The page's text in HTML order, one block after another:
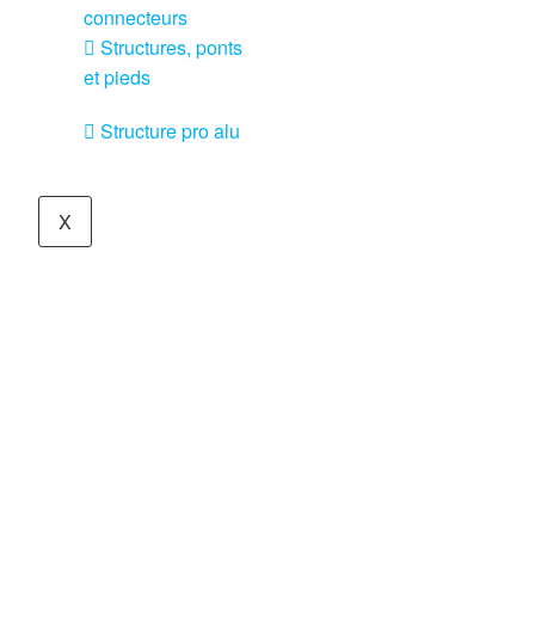
connecteurs
Structures, ponts
et pieds
Structure pro alu
X